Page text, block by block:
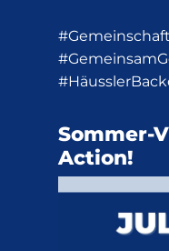
Sommer-
Action!